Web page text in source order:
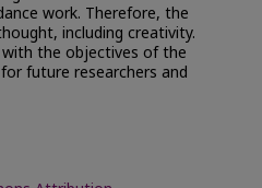
work. Therefore, the
including creativity.
the objectives of the
future researchers and